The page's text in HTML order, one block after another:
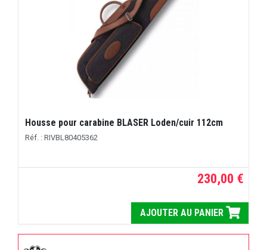
Housse pour carabine BLASER Loden/cuir 112cm
Réf. : RIVBL80405362
230,00 €
AJOUTER AU PANIER